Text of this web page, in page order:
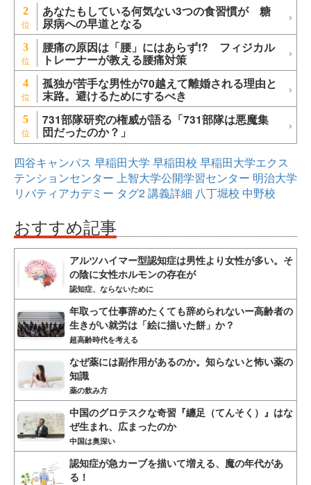
2 あなたもしている何気ない3つの食習慣が 糖
尿病への早道となる
3 腰痛の原因は「腰」にはあらず!? フィジカル
トレーナーが教える腰痛対策
4 孤独が苦手な男性が70越えて離婚される理由と
末路。避けるためにするべき
5 731部隊研究の権威が語る「731部隊は悪魔集
団だったのか？」
四谷キャンパス 早稲田大学 早稲田校 早稲田大学エクス
テンションセンター 上智大学公開学習センター 明治大学
リバティアカデミー タグ2講義詳細 八丁堀校 中野校
おすすめ記事
アルツハイマー型認知症は男性より女性が多い。そ
の陰に女性ホルモンの存在が
認知症、ならないために
年取って仕事辞めたくても辞められないー高齢者の
生きがい就労は「絵に描いた餅」か？
超高齢時代を考える
なぜ薬には副作用があるのか。知らないと怖い薬の
知識
薬の飲み方
中国のグロテスクな奇習『纏足（てんそく）』はな
ぜ生まれ、広まったのか
中国は奥深い
認知症が急カーブを描いて増える、魔の年代があ
る！